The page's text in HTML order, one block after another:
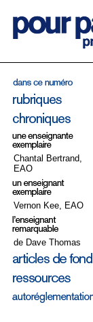
Chantal Bertrand,
EAO
Vernon Kee, EAO
de Dave Thomas